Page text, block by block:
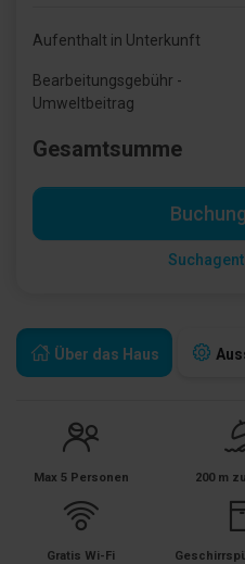
Über das Haus
Max 5 Personen 200 m
Gratis Wi-Fi
Aufenthalt in Unterkunft
Bearbeitungsgebühr -
Umweltbeitrag
Gesamtsumme